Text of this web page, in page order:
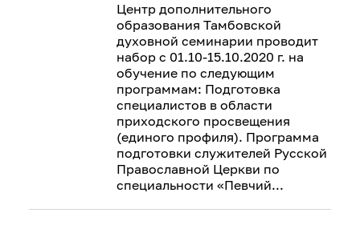
Центр дополнительного
образования Тамбовской
духовной семинарии проводит
набор с 01.10-15.10.2020 г. на
обучение по следующим
программам: Подготовка
специалистов в области
приходского просвещения
(единого профиля). Программа
подготовки служителей Русской
Православной Церкви по
специальности «Певчий